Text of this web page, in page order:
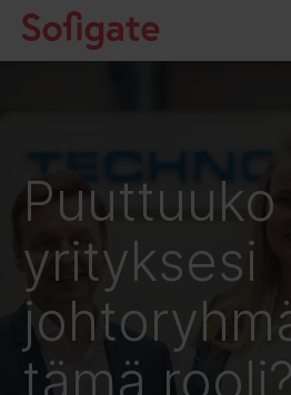
Hyppää
sisältöön
Puuttuuko
yrityksesi
tämä